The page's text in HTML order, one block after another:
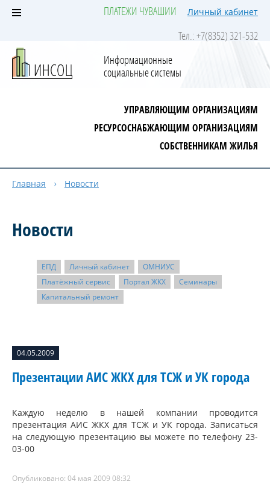
ПЛАТЕЖИ ЧУВАШИИ Личный кабинет
Тел.: +7(8352) 321-532
Информационные
социальные системы
УПРАВЛЯЮЩИМ ОРГАНИЗАЦИЯМ
РЕСУРСОСНАБЖАЮЩИМ ОРГАНИЗАЦИЯМ
СОБСТВЕННИКАМ ЖИЛЬЯ
Главная Новости
Новости
ЕПД Личный кабинет
ОМНИУС
Платёжный сервис
Портал ЖКХ
Семинары
Капитальный ремонт
04.05.2009
Презентации АИС ЖКХ для ТСЖ и УК города
Каждую неделю в нашей компании проводится
презентация АИС ЖКХ для ТСЖ и УК города. Записаться
на следующую презентацию вы можете по телефону 23-
03-00
Опубликовано: 04 мая 2009 08:32